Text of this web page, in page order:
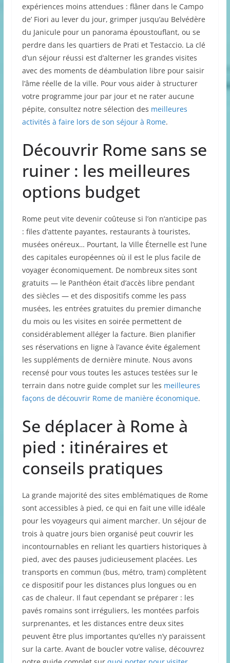
expériences moins attendues : flâner dans le Campo
de’ Fiori au lever du jour, grimper jusqu’au Belvédère
du Janicule pour un panorama époustouflant, ou se
perdre dans les quartiers de Prati et Testaccio. La clé
d’un séjour réussi est d’alterner les grandes visites
avec des moments de déambulation libre pour saisir
l’âme réelle de la ville. Pour vous aider à structurer
votre programme jour par jour et ne rater aucune
pépite, consultez notre sélection des meilleures
activités à faire lors de son séjour à Rome.
Découvrir Rome sans se
ruiner : les meilleures
options budget
Rome peut vite devenir coûteuse si l’on n’anticipe pas
: files d’attente payantes, restaurants à touristes,
musées onéreux… Pourtant, la Ville Éternelle est l’une
des capitales européennes où il est le plus facile de
voyager économiquement. De nombreux sites sont
gratuits — le Panthéon était d’accès libre pendant
des siècles — et des dispositifs comme les pass
musées, les entrées gratuites du premier dimanche
du mois ou les visites en soirée permettent de
considérablement alléger la facture. Bien planifier
ses réservations en ligne à l’avance évite également
les suppléments de dernière minute. Nous avons
recensé pour vous toutes les astuces testées sur le
terrain dans notre guide complet sur les meilleures
façons de découvrir Rome de manière économique.
Se déplacer à Rome à
pied : itinéraires et
conseils pratiques
La grande majorité des sites emblématiques de Rome
sont accessibles à pied, ce qui en fait une ville idéale
pour les voyageurs qui aiment marcher. Un séjour de
trois à quatre jours bien organisé peut couvrir les
incontournables en reliant les quartiers historiques à
pied, avec des pauses judicieusement placées. Les
transports en commun (bus, métro, tram) complètent
ce dispositif pour les distances plus longues ou en
cas de chaleur. Il faut cependant se préparer : les
pavés romains sont irréguliers, les montées parfois
surprenantes, et les distances entre deux sites
peuvent être plus importantes qu’elles n’y paraissent
sur la carte. Avant de boucler votre valise, découvrez